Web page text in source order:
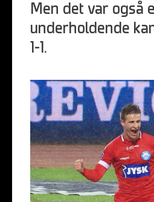
Men det var også
underholdende
1-1.